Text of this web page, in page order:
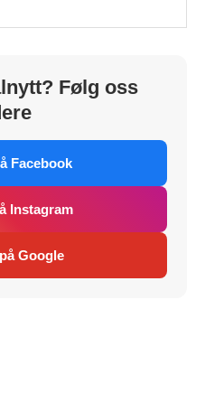
Følg oss
Facebook
Instagram
Google